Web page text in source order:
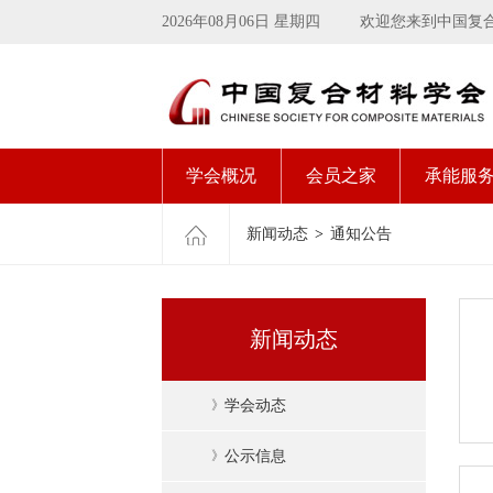
2026年08月06日 星期四 欢迎您来到中国复
学会概况 会员之家 承能服
新闻动态 > 通知公告
新闻动态
》 学会动态
》 公示信息